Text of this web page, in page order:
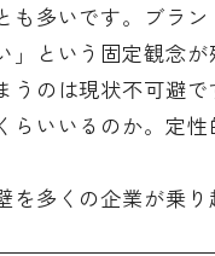
も多いです。ブラ
」という固定観念
うのは現状不可避
らいいるのか。定
を多くの企業が乗